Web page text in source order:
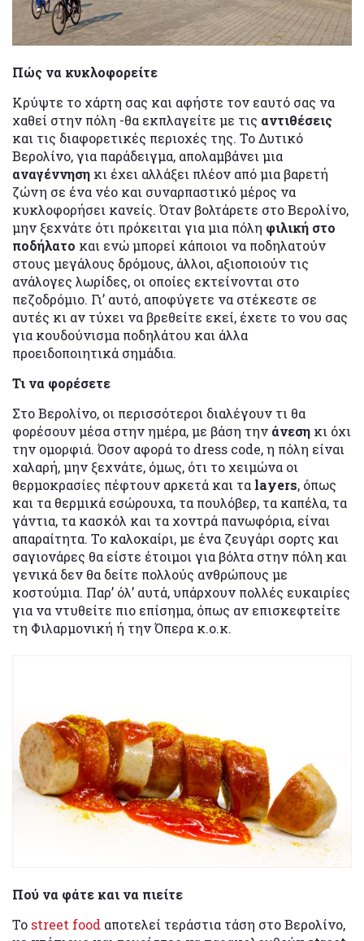
Πώς να κυκλοφορείτε
Κρύψτε το χάρτη σας και αφήστε τον εαυτό σας να
χαθεί στην πόλη -θα εκπλαγείτε με τις αντιθέσεις
και τις διαφορετικές περιοχές της. Το Δυτικό
Βερολίνο, για παράδειγμα, απολαμβάνει μια
αναγέννηση κι έχει αλλάξει πλέον από μια βαρετή
ζώνη σε ένα νέο και συναρπαστικό μέρος να
κυκλοφορήσει κανείς. Όταν βολτάρετε στο Βερολίνο,
μην ξεχνάτε ότι πρόκειται για μια πόλη φιλική στο
ποδήλατο και ενώ μπορεί κάποιοι να ποδηλατούν
στους μεγάλους δρόμους, άλλοι, αξιοποιούν τις
ανάλογες λωρίδες, οι οποίες εκτείνονται στο
πεζοδρόμιο. Γι’ αυτό, αποφύγετε να στέκεστε σε
αυτές κι αν τύχει να βρεθείτε εκεί, έχετε το νου σας
για κουδούνισμα ποδηλάτου και άλλα
προειδοποιητικά σημάδια.
Τι να φορέσετε
Στο Βερολίνο, οι περισσότεροι διαλέγουν τι θα
φορέσουν μέσα στην ημέρα, με βάση την άνεση κι όχι
την ομορφιά. Όσον αφορά το dress code, η πόλη είναι
χαλαρή, μην ξεχνάτε, όμως, ότι το χειμώνα οι
θερμοκρασίες πέφτουν αρκετά και τα layers, όπως
και τα θερμικά εσώρουχα, τα πουλόβερ, τα καπέλα, τα
γάντια, τα κασκόλ και τα χοντρά πανωφόρια, είναι
απαραίτητα. Το καλοκαίρι, με ένα ζευγάρι σορτς και
σαγιονάρες θα είστε έτοιμοι για βόλτα στην πόλη και
γενικά δεν θα δείτε πολλούς ανθρώπους με
κοστούμια. Παρ’ όλ’ αυτά, υπάρχουν πολλές ευκαιρίες
για να ντυθείτε πιο επίσημα, όπως αν επισκεφτείτε
τη Φιλαρμονική ή την Όπερα κ.ο.κ.
Πού να φάτε και να πιείτε
Το street food αποτελεί τεράστια τάση στο Βερολίνο,